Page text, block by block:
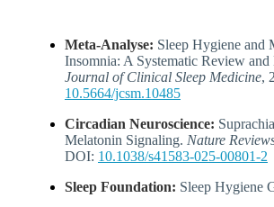
Meta-Analyse: Sleep Hygiene and
Insomnia: A Systematic Review
Journal of Clinical Sleep Medicine,
10.5664/jcsm.10485
Circadian Neuroscience:
Melatonin Signaling. Nature
DOI: 10.1038/s41583-025-00801-2
Sleep Foundation: Sleep Hygiene